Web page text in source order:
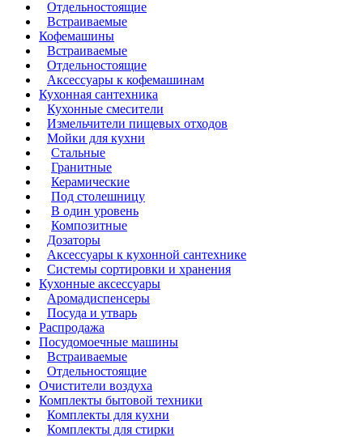
Отдельностоящие
Встраиваемые
Кофемашины
Встраиваемые
Отдельностоящие
Аксессуары к кофемашинам
Кухонная сантехника
Кухонные смесители
Измельчители пищевых отходов
Мойки для кухни
Стальные
Гранитные
Керамические
Под столешницу
В один уровень
Композитные
Дозаторы
Аксессуары к кухонной сантехнике
Системы сортировки и хранения
Кухонные аксессуары
Аромадиспенсеры
Посуда и утварь
Распродажа
Посудомоечные машины
Встраиваемые
Отдельностоящие
Очистители воздуха
Комплекты бытовой техники
Комплекты для кухни
Комплекты для стирки